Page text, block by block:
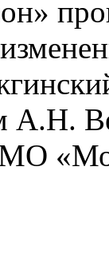
А.Н.
МО